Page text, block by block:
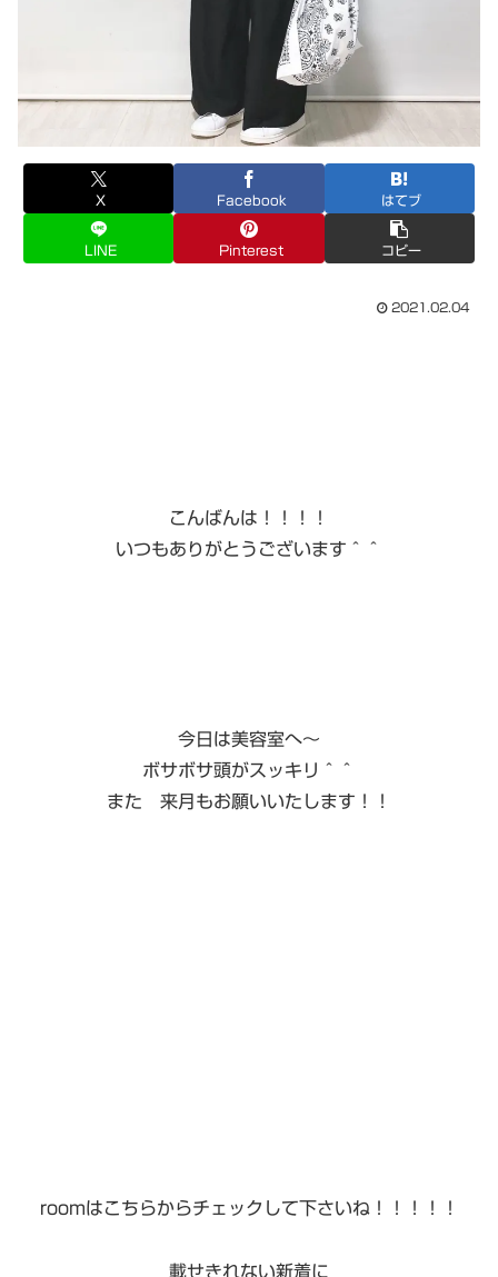
X Facebook はてブ
LINE Pinterest コピー
2021.02.04
こんばんは！！！！
いつもありがとうございます＾＾
今日は美容室へ〜
ボサボサ頭がスッキリ＾＾
また 来月もお願いいたします！！
roomはこちらからチェックして下さいね！！！！！
載せきれない新着に